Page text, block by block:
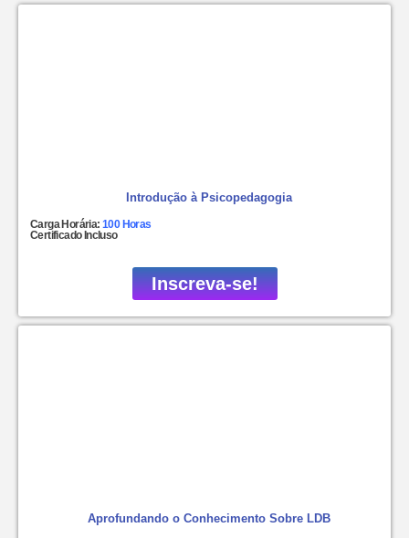
Introdução à Psicopedagogia
Carga Horária:100 Horas
Certificado Incluso
Inscreva-se!
Aprofundando o Conhecimento Sobre LDB